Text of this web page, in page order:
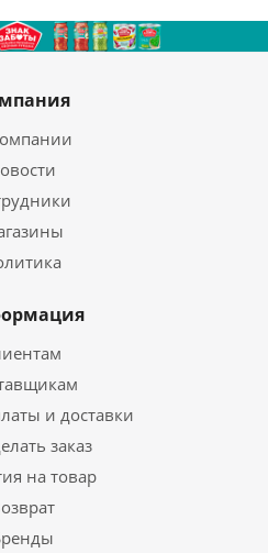
и доставки
заказ
на товар